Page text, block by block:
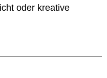
oder kreative